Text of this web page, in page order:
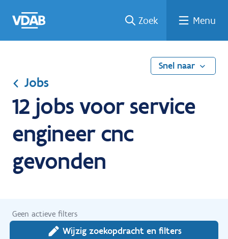
naar
een
een
job
naar
Zoek Menu
Snel naar
Jobs
12 jobs voor service
engineer cnc
gevonden
Geen actieve filters
Wijzig zoekopdracht en filters